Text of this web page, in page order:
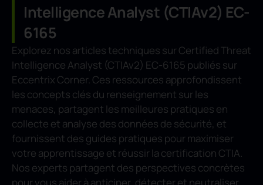
Intelligence Analyst (CTIAv2) EC-
6165
Explorez nos articles techniques sur Certified Threat
Intelligence Analyst (CTIAv2) EC-6165 publiés sur
Eccentrix Corner. Ces ressources approfondissent
les concepts clés du renseignement sur les
menaces, partagent les meilleures pratiques en
collecte et analyse des données de sécurité, et
fournissent des guides pratiques pour maximiser
votre apprentissage et réussir la certification CTIA.
Nos experts partagent des perspectives concrètes